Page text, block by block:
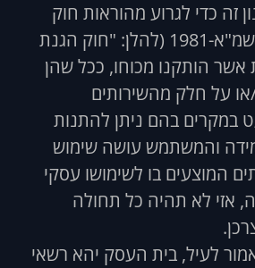
זה כדי לגרוע מהוראות חוק
הגנת הצרכן, התשמ"א-1981 (להלן: "חוק הגנת
אשר הותקנו מכוחו, ככל שהן
על חלק מהשירותים
במקרים בהם ניתן להתנות
והמשתמש עושה שימוש
המוצעים בו לשימושו עסקי
אזי לא תהיה כל תחולה
לעיל, בית העסק יהא רשאי